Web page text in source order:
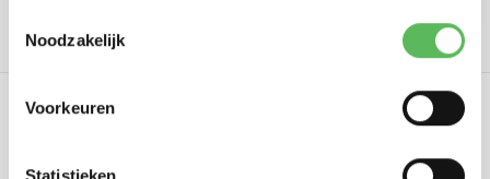
Noodzakelijk
Voorkeuren